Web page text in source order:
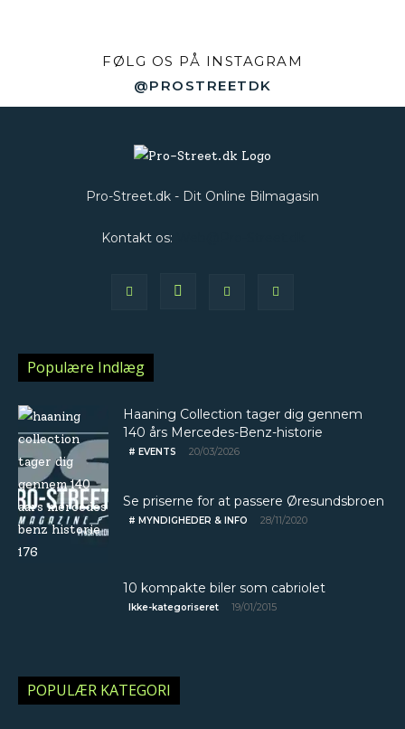
FØLG OS PÅ INSTAGRAM
@PROSTREETDK
Pro-Street.dk - Dit Online Bilmagasin
Kontakt os:
Populære Indlæg
Haaning Collection tager dig gennem
140 års Mercedes-Benz-historie
# EVENTS 20/03/2026
Se priserne for at passere Øresundsbroen
# MYNDIGHEDER & INFO 28/11/2020
10 kompakte biler som cabriolet
Ikke-kategoriseret 19/01/2015
POPULÆR KATEGORI